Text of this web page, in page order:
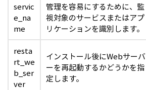
servic
e_na
me
管理を容易にするために、監
視対象のサービスまたはアプ
リケーションを識別します。
resta
rt_we
b_ser
ver
インストール後にWebサーバ
ーを再起動するかどうかを指
定します。